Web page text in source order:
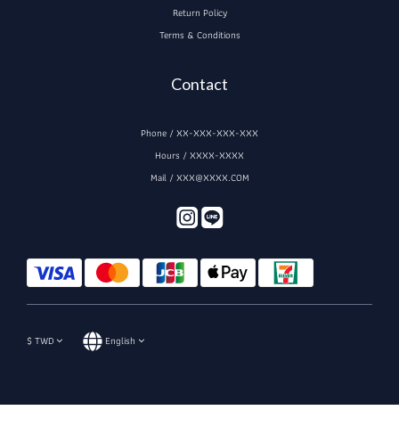
Return Policy
Terms & Conditions
Contact
Phone / XX-XXX-XXX-XXX
Hours / XXXX-XXXX
Mail / XXX@XXXX.COM
$TWD English